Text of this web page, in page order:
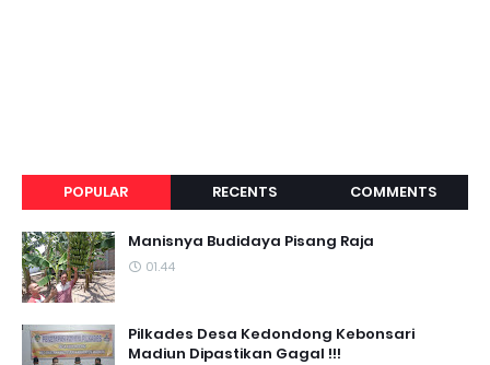
POPULAR RECENTS COMMENTS
Manisnya Budidaya Pisang Raja
01.44
Pilkades Desa Kedondong Kebonsari
Madiun Dipastikan Gagal !!!